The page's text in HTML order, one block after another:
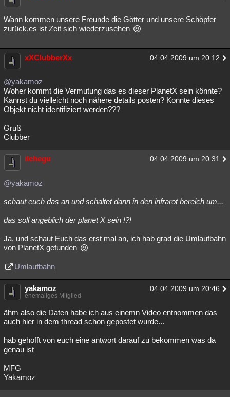
Wann kommen unsere Freunde die Götter und unsere Schöpfer
zurück,es ist Zeit sich wiederzusehen
xXClubberXx 04.04.2009 um 20:12
@yakamoz
Woher kommt die Vermutung das es dieser PlanetX sein könnte?
Kannst du vielleicht noch nähere details posten? Konnte dieses
Objekt nicht identifiziert werden???
Gruß
Clubber
ilchegu 04.04.2009 um 20:31
@yakamoz
schaut euch das an und schaltet dann in den infrarot bereich um...
das soll angeblich der planet X sein !?!
Ja, und schaut Euch das erst mal an, ich hab grad die Umlaufbahn
von PlanetX gefunden
Umlaufbahn
yakamoz 04.04.2009 um 20:46
ehemaliges Mitglied
ähm also die Daten habe ich aus einemn Video entnommen das
auch hier in dem thread schon gepostet wurde...
hab gehofft von euch eine antwort darauf zu bekommen was da
genau ist
MFG
Yakamoz